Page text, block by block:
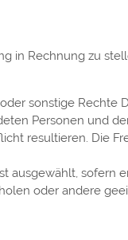
in Rechnung zu
sonstige Rechte
Personen und
resultieren. Die
ausgewählt, sofern
oder andere